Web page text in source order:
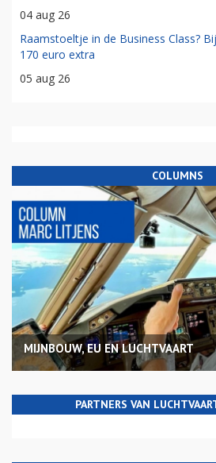
04 aug 26
Raamstoeltje in de Business Class?
170 euro extra
05 aug 26
COLUMNS
MIJNBOUW, EU EN LUCHTVAART
PARTNERS VAN